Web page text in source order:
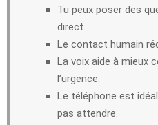
Tu peux poser des
direct.
Le contact humain
La voix aide à mieux
l’urgence.
Le téléphone est
pas attendre.